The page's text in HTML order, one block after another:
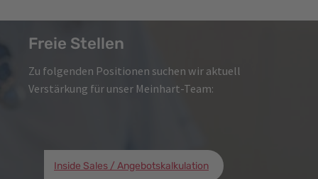
Freie Stellen
Zu folgenden Positionen suchen wir aktuell
Verstärkung für unser Meinhart-Team:
Inside Sales / Angebotskalkulation